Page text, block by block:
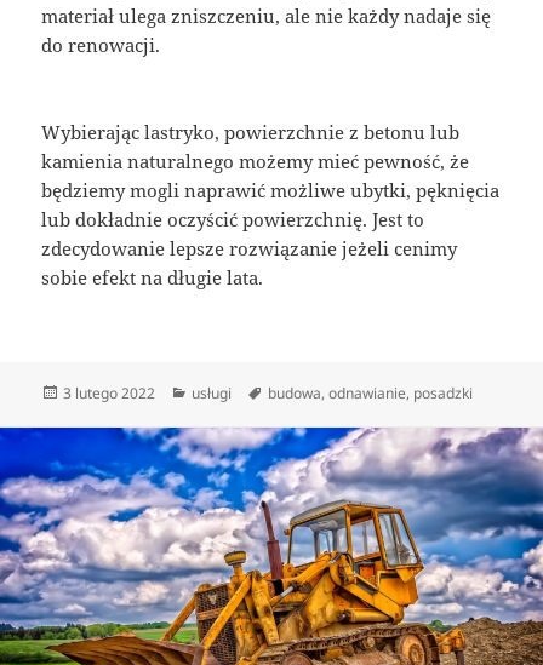
materiał ulega zniszczeniu, ale nie każdy nadaje się
do renowacji.
Wybierając lastryko, powierzchnie z betonu lub
kamienia naturalnego możemy mieć pewność, że
będziemy mogli naprawić możliwe ubytki, pęknięcia
lub dokładnie oczyścić powierzchnię. Jest to
zdecydowanie lepsze rozwiązanie jeżeli cenimy
sobie efekt na długie lata.
Data
3 lutego 2022 Kategorie
usługi Tagi
budowa,odnawianie, posadzki